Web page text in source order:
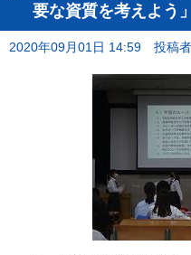
要な資質を考えよう」
2020年09月01日 14:59 投稿